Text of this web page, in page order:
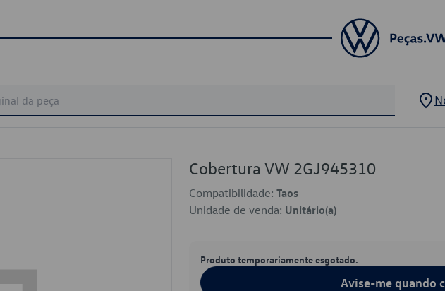
Cobertura VW 2GJ945310
Compatibilidade: Taos
Unidade de venda: Unitário(a)
Produto temporariamente esgotado.
Avise-me quando